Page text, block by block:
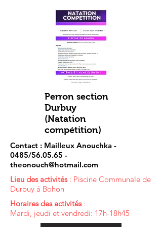
Perron section
Durbuy
(Natation
compétition)
Contact : Mailleux Anouchka -
0485/56.05.65 -
theonouch@hotmail.com
Lieu des activités : Piscine Communale de
Durbuy à Bohon
Horaires des activités :
Mardi, jeudi et vendredi: 17h-18h45